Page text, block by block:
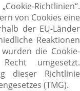
Richtlinien“.
von Cookies eine
der EU-Länder
Reaktionen
die Cookie-
umgesetzt.
dieser Richtlinie
(TMG).